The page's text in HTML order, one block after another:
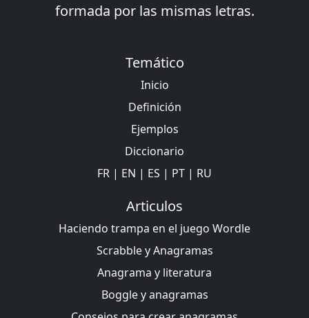
formada por las mismas letras.
Temático
Inicio
Definición
Ejemplos
Diccionario
FR | EN | ES | PT | RU
Articulos
Haciendo trampa en el juego Wordle
Scrabble y Anagramas
Anagrama y literatura
Boggle y anagramas